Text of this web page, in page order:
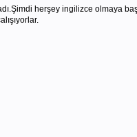
herşey ingilizce olmaya